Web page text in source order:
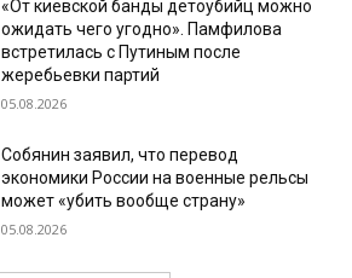
«От киевской банды детоубийц можно
ожидать чего угодно». Памфилова
встретилась с Путиным после
жеребьевки партий
05.08.2026
Собянин заявил, что перевод
экономики России на военные рельсы
может «убить вообще страну»
05.08.2026